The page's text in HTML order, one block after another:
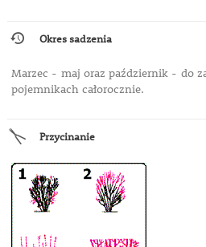
Okres sadzenia
Marzec - maj oraz październik - do
pojemnikach całorocznie.
Przycinanie